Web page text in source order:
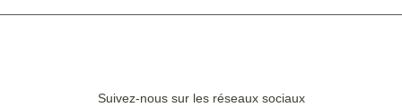
Suivez-nous sur les réseaux sociaux